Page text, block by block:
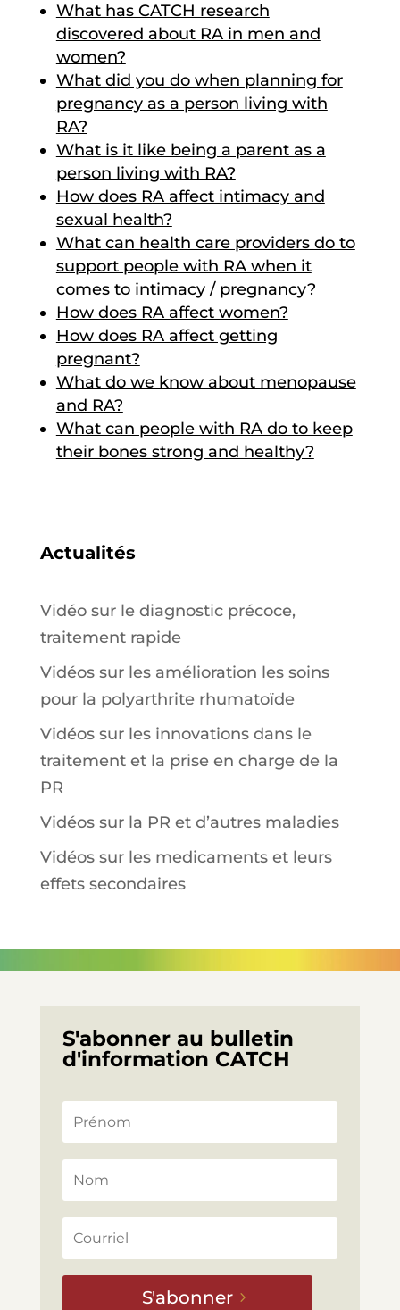
What has CATCH research
discovered about RA in men and
women?
What did you do when planning for
pregnancy as a person living with
RA?
What is it like being a parent as a
person living with RA?
How does RA affect intimacy and
sexual health?
What can health care providers do to
support people with RA when it
comes to intimacy / pregnancy?
How does RA affect women?
How does RA affect getting
pregnant?
What do we know about menopause
and RA?
What can people with RA do to keep
their bones strong and healthy?
Actualités
Vidéo sur le diagnostic précoce,
traitement rapide
Vidéos sur les amélioration les soins
pour la polyarthrite rhumatoïde
Vidéos sur les innovations dans le
traitement et la prise en charge de la
PR
Vidéos sur la PR et d’autres maladies
Vidéos sur les medicaments et leurs
effets secondaires
S'abonner au bulletin
d'information CATCH
S'abonner